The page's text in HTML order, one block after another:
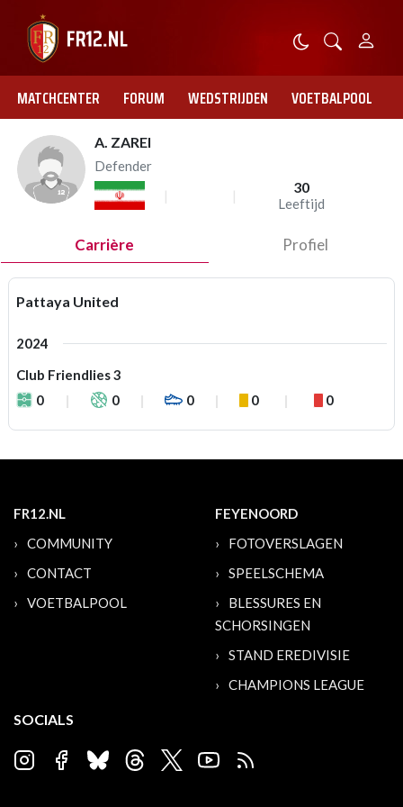
MATCHCENTER FORUM WEDSTRIJDEN VOETBALPOOL
A. ZAREI
Defender
30
Leeftijd
Carrière Profiel
Pattaya United
2024
Club Friendlies 3
0
0 0 0 0
FR12.NL
COMMUNITY
CONTACT
VOETBALPOOL
FEYENOORD
FOTOVERSLAGEN
SPEELSCHEMA
BLESSURES EN
SCHORSINGEN
STAND EREDIVISIE
CHAMPIONS LEAGUE
SOCIALS